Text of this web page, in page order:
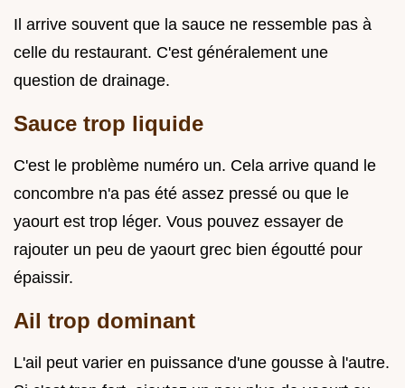
Il arrive souvent que la sauce ne ressemble pas à
celle du restaurant. C'est généralement une
question de drainage.
Sauce trop liquide
C'est le problème numéro un. Cela arrive quand le
concombre n'a pas été assez pressé ou que le
yaourt est trop léger. Vous pouvez essayer de
rajouter un peu de yaourt grec bien égoutté pour
épaissir.
Ail trop dominant
L'ail peut varier en puissance d'une gousse à l'autre.